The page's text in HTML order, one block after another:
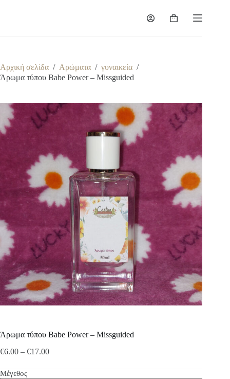
Καλάθι
Αρχική σελίδα / Αρώματα / γυναικεία /
Άρωμα τύπου Babe Power – Missguided
Άρωμα τύπου Babe Power – Missguided
€6.00 – €17.00Price
Μέγεθος